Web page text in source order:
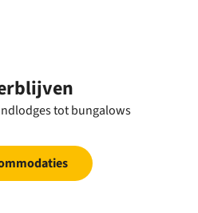
tot bungalows